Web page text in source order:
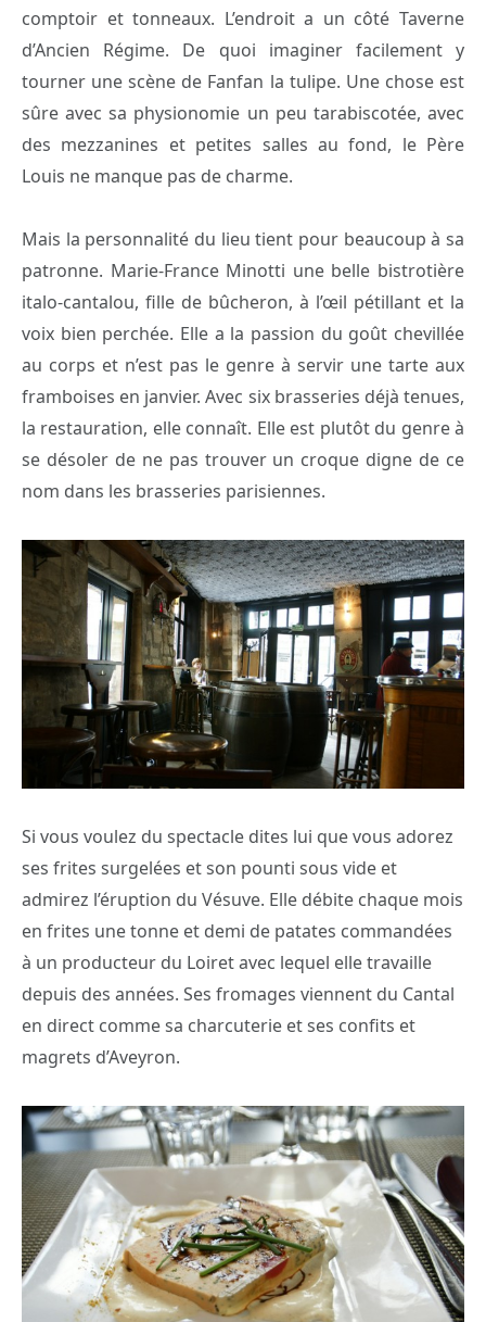
comptoir et tonneaux. L’endroit a un côté Taverne
d’Ancien Régime. De quoi imaginer facilement y
tourner une scène de Fanfan la tulipe. Une chose est
sûre avec sa physionomie un peu tarabiscotée, avec
des mezzanines et petites salles au fond, le Père
Louis ne manque pas de charme.
Mais la personnalité du lieu tient pour beaucoup à sa
patronne. Marie-France Minotti une belle bistrotière
italo-cantalou, fille de bûcheron, à l’œil pétillant et la
voix bien perchée. Elle a la passion du goût chevillée
au corps et n’est pas le genre à servir une tarte aux
framboises en janvier. Avec six brasseries déjà tenues,
la restauration, elle connaît. Elle est plutôt du genre à
se désoler de ne pas trouver un croque digne de ce
nom dans les brasseries parisiennes.
Si vous voulez du spectacle dites lui que vous adorez
ses frites surgelées et son pounti sous vide et
admirez l’éruption du Vésuve. Elle débite chaque mois
en frites une tonne et demi de patates commandées
à un producteur du Loiret avec lequel elle travaille
depuis des années. Ses fromages viennent du Cantal
en direct comme sa charcuterie et ses confits et
magrets d’Aveyron.